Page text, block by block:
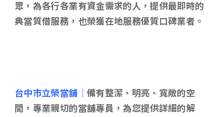
眾，為各行各業有資金需求的人，提供最即時的
典當質借服務，也榮獲在地服務優質口碑業者。
台中市立榮當舖｜ 備有整潔、明亮、寬敞的空
間，專業親切的當舖專員，為您提供詳細的解